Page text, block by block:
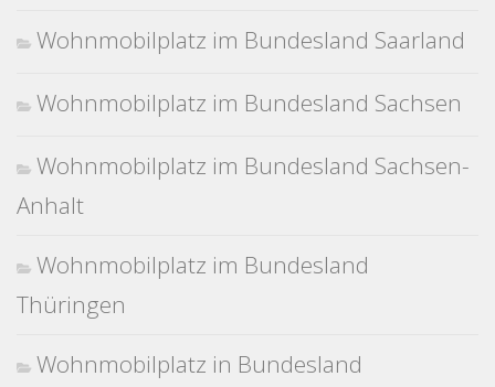
Wohnmobilplatz im Bundesland Saarland
Wohnmobilplatz im Bundesland Sachsen
Wohnmobilplatz im Bundesland Sachsen-
Anhalt
Wohnmobilplatz im Bundesland
Thüringen
Wohnmobilplatz in Bundesland